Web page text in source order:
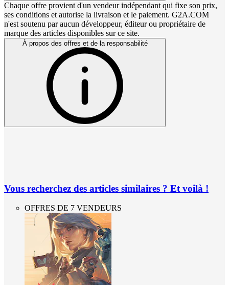
Chaque offre provient d'un vendeur indépendant qui fixe son prix,
ses conditions et autorise la livraison et le paiement. G2A.COM
n'est soutenu par aucun développeur, éditeur ou propriétaire de
marque des articles disponibles sur ce site.
À propos des offres et de la responsabilité
Vous recherchez des articles similaires ? Et voilà !
OFFRES DE 7 VENDEURS